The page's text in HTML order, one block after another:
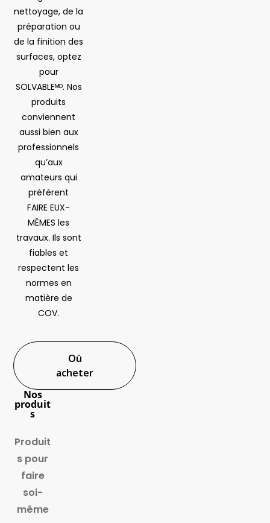
nettoyage, de la
préparation ou
de la finition des
surfaces, optez
pour
SOLVABLEᴹᴰ. Nos
produits
conviennent
aussi bien aux
professionnels
qu’aux
amateurs qui
préfèrent
FAIRE EUX-
MÊMES les
travaux. Ils sont
fiables et
respectent les
normes en
matière de
COV.
Où
acheter
Nos
produit
s
Produit
s pour
faire
soi-
même